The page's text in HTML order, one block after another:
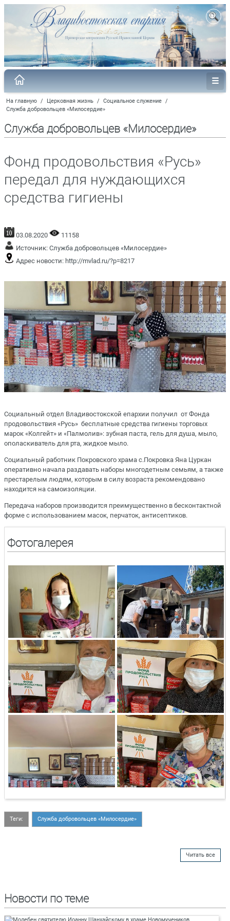
На главную / Церковная жизнь / Социальное служение /
Служба добровольцев «Милосердие»
Служба добровольцев «Милосердие»
Фонд продовольствия «Русь»
передал для нуждающихся
средства гигиены
03.08.2020
11158
Источник: Служба добровольцев «Милосердие»
Адрес новости: http://mvlad.ru/?p=8217
Социальный отдел Владивостокской епархии получил от Фонда
продовольствия «Русь» бесплатные средства гигиены торговых
марок «Колгейт» и «Палмолив»: зубная паста, гель для душа, мыло,
ополаскиватель для рта, жидкое мыло.
Социальный работник Покровского храма с.Покровка Яна Цуркан
оперативно начала раздавать наборы многодетным семьям, а также
престарелым людям, которым в силу возраста рекомендовано
находится на самоизоляции.
Передача наборов производится преимущественно в бесконтактной
форме с использованием масок, перчаток, антисептиков.
Фотогалерея
Теги: Служба добровольцев «Милосердие»
Читать все
Новости по теме